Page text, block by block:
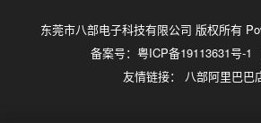
东莞市八部电子科技有限公司 版权所有
备案号：粤ICP备19113631号-1
友情链接： 八部阿里巴巴